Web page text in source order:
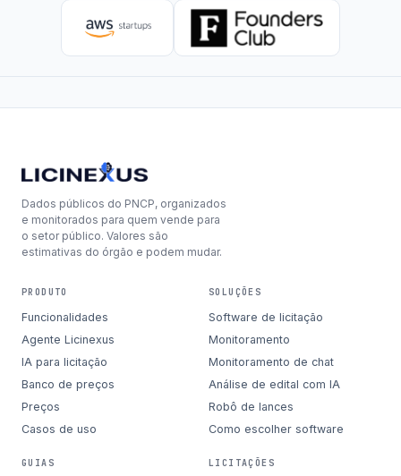
Dados públicos do PNCP, organizados
e monitorados para quem vende para
o setor público. Valores são
estimativas do órgão e podem mudar.
PRODUTO
Funcionalidades
Agente Licinexus
IA para licitação
Banco de preços
Preços
Casos de uso
SOLUÇÕES
Software de licitação
Monitoramento
Monitoramento de chat
Análise de edital com IA
Robô de lances
Como escolher software
GUIAS LICITAÇÕES